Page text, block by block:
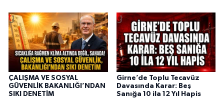
ÇALIŞMA VE SOSYAL
GÜVENLİK BAKANLIĞI’NDAN
SIKI DENETİM
Girne’de Toplu Tecavüz
Davasında Karar: Beş
Sanığa 10 ila 12 Yıl Hapis